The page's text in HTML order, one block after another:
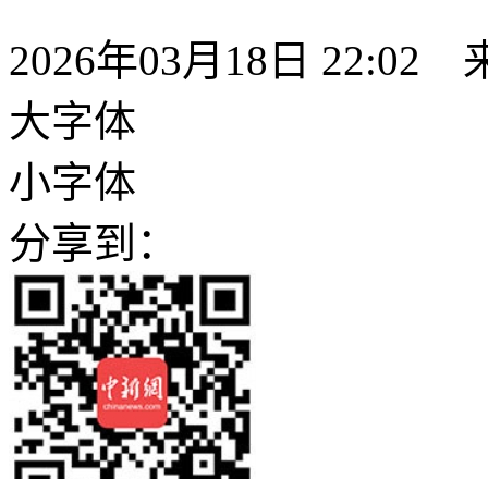
2026年03月18日 22:02
大字体
小字体
分享到：